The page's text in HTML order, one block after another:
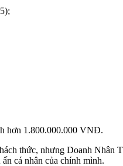
hơn 1.800.000.000 VNĐ.
thức, nhưng Doanh
cá nhân của chính mình.